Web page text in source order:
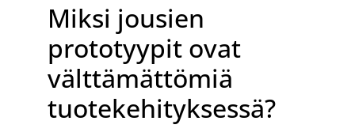
Miksi jousien
prototyypit ovat
välttämättömiä
tuotekehityksessä?